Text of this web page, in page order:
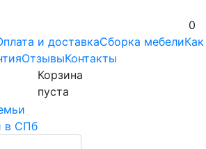
0
и доставкаСборка мебелиКак
ОтзывыКонтакты
в СПб
Корзина
пуста